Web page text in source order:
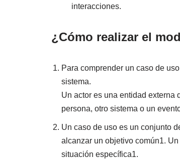
interacciones.
¿Cómo realizar el
Para comprender un caso de
sistema.
Un actor es una entidad externa
persona, otro sistema o un
Un caso de uso es un conjunto
alcanzar un objetivo común1.
situación específica1.